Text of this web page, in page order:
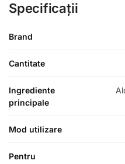
Specificații
Brand
Cantitate
Ingrediente
principale
Mod utilizare
Pentru